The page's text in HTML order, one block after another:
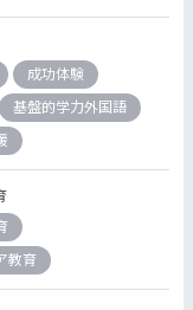
成功体験
基盤的学力外国語
教育